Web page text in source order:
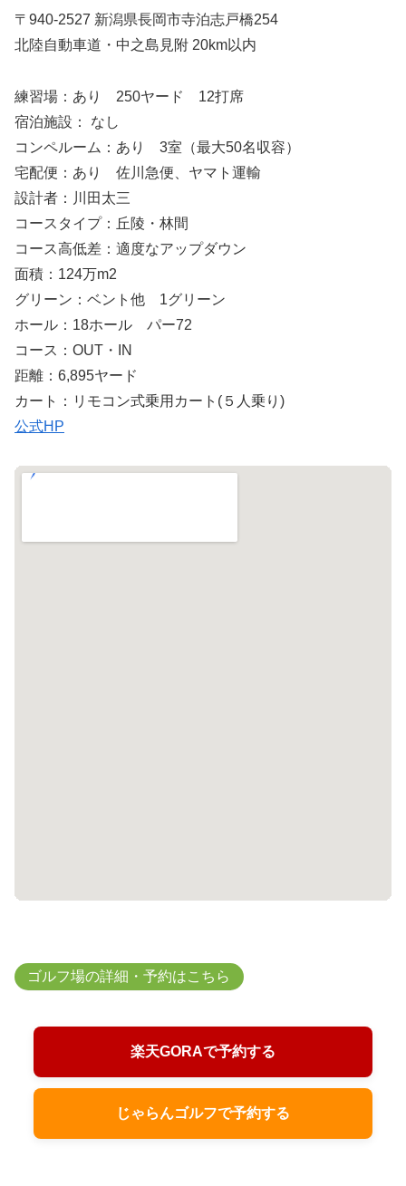
〒940-2527 新潟県長岡市寺泊志戸橋254
北陸自動車道・中之島見附 20km以内
練習場：あり 250ヤード 12打席
宿泊施設： なし
コンペルーム：あり 3室（最大50名収容）
宅配便：あり 佐川急便、ヤマト運輸
設計者：川田太三
コースタイプ：丘陵・林間
コース高低差：適度なアップダウン
面積：124万m2
グリーン：ベント他 1グリーン
ホール：18ホール パー72
コース：OUT・IN
距離：6,895ヤード
カート：リモコン式乗用カート(５人乗り)
公式HP
ゴルフ場の詳細・予約はこちら
楽天GORAで予約する
じゃらんゴルフで予約する